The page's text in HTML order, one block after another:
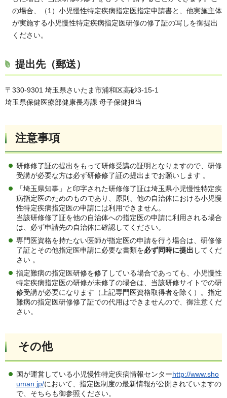
の場合、（1）小児慢性特定疾病指定医指定申請書と、他実施主体
が実施する小児慢性特定疾病指定医研修の修了証の写しを御提出
ください。
提出先（郵送）
〒330-9301 埼玉県さいたま市浦和区高砂3-15-1
埼玉県保健医療部健康長寿課 母子保健担当
注意事項
研修修了証の提出をもって研修受講の証明となりますので、研修
受講が必要な方は必ず研修修了証の提出までお願いします 。
「埼玉県知事」と印字された研修修了証は埼玉県小児慢性特定疾
病指定医のためのものであり、原則、他の自治体における小児慢
性特定疾病指定医の申請には利用できません。
当該研修修了証を他の自治体への指定医の申請に利用される場合
は、必ず申請先の自治体に確認してください。
専門医資格を持たない医師が指定医の申請を行う場合は、研修修
了証とその他指定医申請に必要な書類を必ず同時に提出 してくだ
さい 。
指定難病の指定医研修を修了している場合であっても、小児慢性
特定疾病指定医の研修が未修了の場合は、当該研修サイトでの研
修受講が必要になります（上記専門医資格取得者を除く）。指定
難病の指定医研修修了証での代用はできませんので、御注意くだ
さい。
その他
国が運営している小児慢性特定疾病情報センターhttp://www.sho
uman.jp/において、指定医制度の最新情報が公開されていますの
で、そちらも御参照ください。